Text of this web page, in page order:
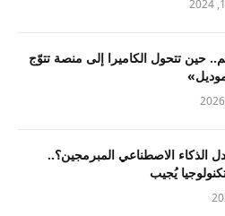
حين تتحول الكاميرا إلى منصة تتوّج
الذكاء الاصطناعي المبرمجين؟..
يُجيب